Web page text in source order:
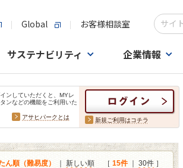
Global お客様相談室
検索キ
サステナビリティ 企業情報
ンしていただくと、MYレ
ンなどの機能をご利用いた
アサヒパークとは 新規ご利用はコチラ
ん順（難易度） 新しい順 ［ 15件｜ 30件 ］